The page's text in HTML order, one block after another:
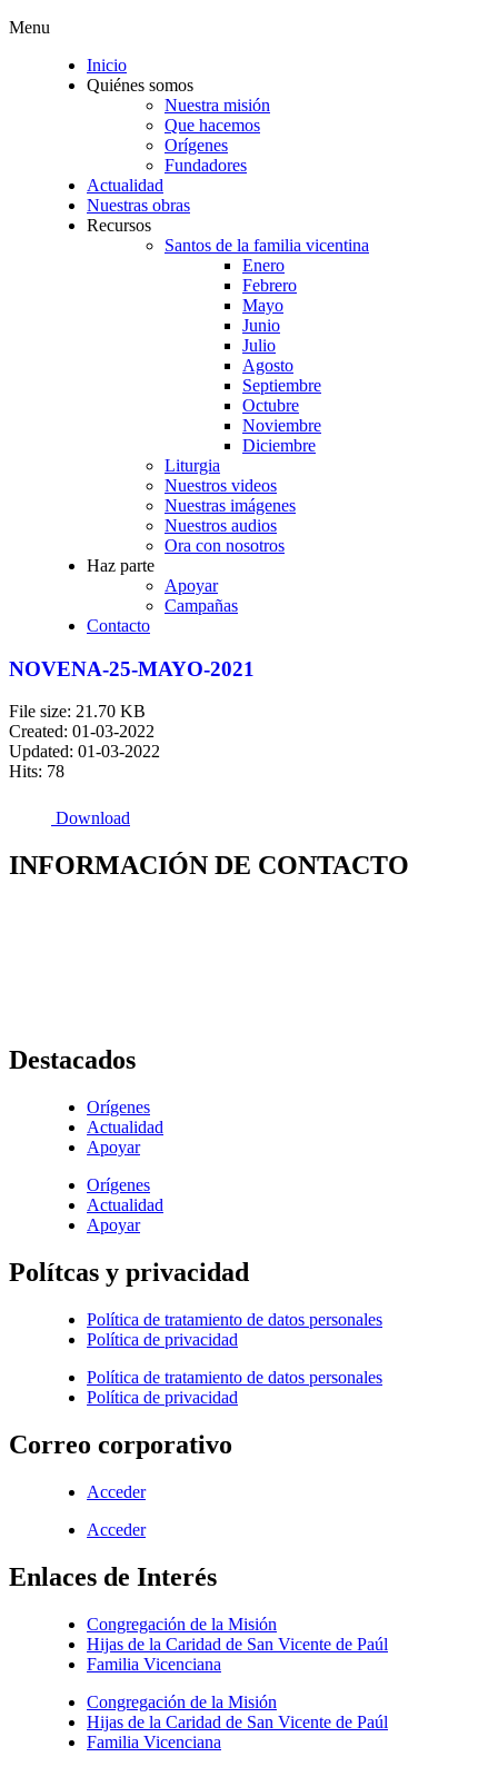
Menu
Inicio
Quiénes somos
Nuestra misión
Que hacemos
Orígenes
Fundadores
Actualidad
Nuestras obras
Recursos
Santos de la familia vicentina
Enero
Febrero
Mayo
Junio
Julio
Agosto
Septiembre
Octubre
Noviembre
Diciembre
Liturgia
Nuestros videos
Nuestras imágenes
Nuestros audios
Ora con nosotros
Haz parte
Apoyar
Campañas
Contacto
NOVENA-25-MAYO-2021
File size: 21.70 KB
Created: 01-03-2022
Updated: 01-03-2022
Hits: 78
Download
INFORMACIÓN DE CONTACTO
Destacados
Orígenes
Actualidad
Apoyar
Orígenes
Actualidad
Apoyar
Polítcas y privacidad
Política de tratamiento de datos personales
Política de privacidad
Política de tratamiento de datos personales
Política de privacidad
Correo corporativo
Acceder
Acceder
Enlaces de Interés
Congregación de la Misión
Hijas de la Caridad de San Vicente de Paúl
Familia Vicenciana
Congregación de la Misión
Hijas de la Caridad de San Vicente de Paúl
Familia Vicenciana